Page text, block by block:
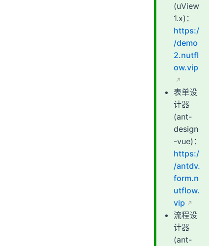
(uView
1.x)：
https:/
/demo
2.nutfl
ow.vip
表单设
计器
(ant-
design
-vue)：
https:/
/antdv.
form.n
utflow.
vip
流程设
计器
(ant-